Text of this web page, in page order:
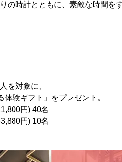
の時計とともに、素敵な時間を
を対象に、
ギフト」をプレゼント。
円) 40名
円) 10名